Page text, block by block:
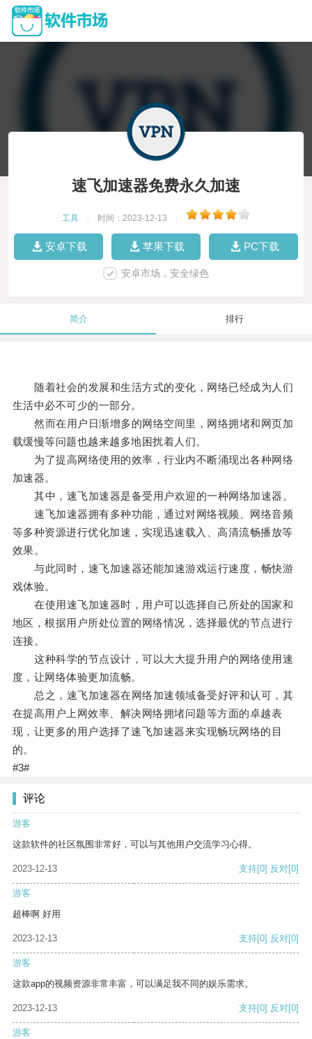
速飞加速器免费永久加速
工具 时间：2023-12-13
安卓下载 苹果下载 PC下载
安卓市场，安全绿色
简介 排行
随着社会的发展和生活方式的变化，网络已经成为人们
生活中必不可少的一部分。
然而在用户日渐增多的网络空间里，网络拥堵和网页加
载缓慢等问题也越来越多地困扰着人们。
为了提高网络使用的效率，行业内不断涌现出各种网络
加速器。
其中，速飞加速器是备受用户欢迎的一种网络加速器。
速飞加速器拥有多种功能，通过对网络视频、网络音频
等多种资源进行优化加速，实现迅速载入、高清流畅播放等
效果。
与此同时，速飞加速器还能加速游戏运行速度，畅快游
戏体验。
在使用速飞加速器时，用户可以选择自己所处的国家和
地区，根据用户所处位置的网络情况，选择最优的节点进行
连接。
这种科学的节点设计，可以大大提升用户的网络使用速
度，让网络体验更加流畅。
总之，速飞加速器在网络加速领域备受好评和认可，其
在提高用户上网效率、解决网络拥堵问题等方面的卓越表
现，让更多的用户选择了速飞加速器来实现畅玩网络的目
的。
#3#
评论
游客
这款软件的社区氛围非常好，可以与其他用户交流学习心得。
2023-12-13 支持[0] 反对[0]
游客
超棒啊 好用
2023-12-13 支持[0] 反对[0]
游客
这款app的视频资源非常丰富，可以满足我不同的娱乐需求。
2023-12-13 支持[0] 反对[0]
游客